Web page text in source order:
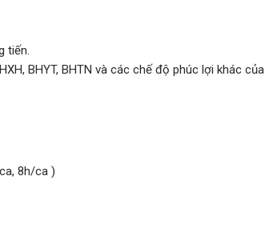
tiến.
BHYT, BHTN và các chế độ phúc lợi khác của
8h/ca )